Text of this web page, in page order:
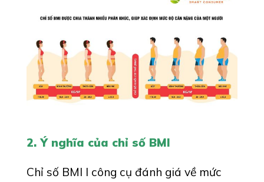
2. Ý nghĩa của chỉ số BMI
Chỉ số BMI l công cụ đánh giá về mức